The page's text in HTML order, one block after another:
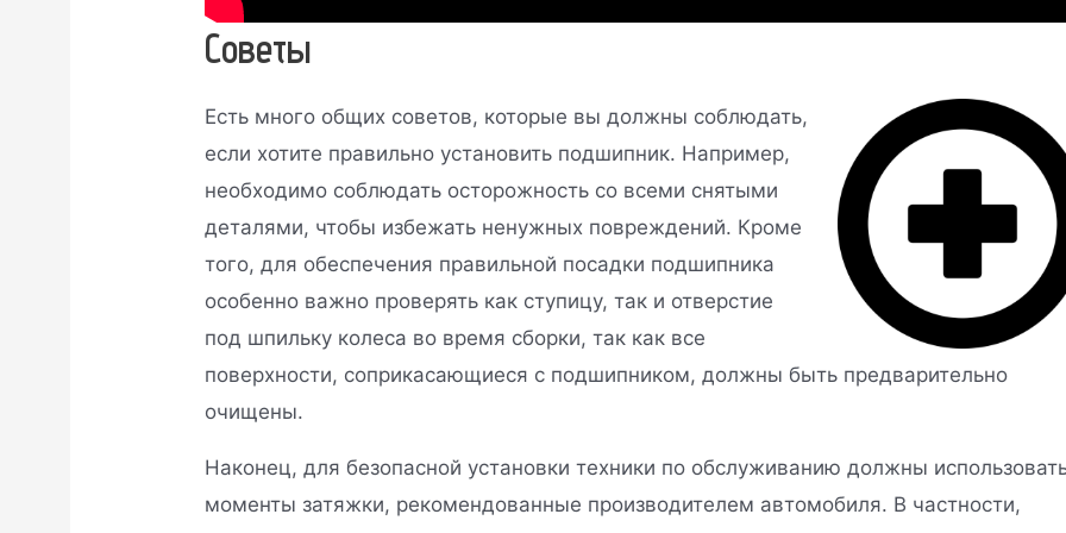
Советы
Есть много общих советов, которые вы должны соблюдать,
если хотите правильно установить подшипник. Например,
необходимо соблюдать осторожность со всеми снятыми
деталями, чтобы избежать ненужных повреждений. Кроме
того, для обеспечения правильной посадки подшипника
особенно важно проверять как ступицу, так и отверстие
под шпильку колеса во время сборки, так как все
поверхности, соприкасающиеся с подшипником, должны быть предварительно
очищены.
Наконец, для безопасной установки техники по обслуживанию должны
моменты затяжки, рекомендованные производителем автомобиля. В частности,